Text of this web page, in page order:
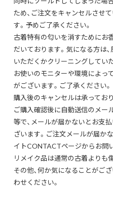
ため、ご注文をキャンセルさせ
す。予めご了承ください。
古着特有の匂いを消すためにお
だいております。気になる方は
いただくかクリーニングしてい
お使いのモニターや環境によっ
がございます。ご了承ください。
購入後のキャンセルは承ってお
ご購入確認後に自動送信のメー
等で、メールが届かないとお支
ざいます。ご注文メールが届か
イトCONTACTページからお問
リメイク品は通常の古着よりも
その他、何か気になることがご
わせください。